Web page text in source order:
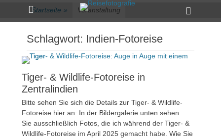
zum
Inhalt
Primärmenü
Toggle
Startseite » Veranstaltung
Schlagwort: Indien-Fotoreise
Tiger- & Wildlife-Fotoreise in
Zentralindien
Bitte sehen Sie sich die Details zur Tiger- & Wildlife-
Fotoreise hier an: In der Bildergalerie unten sehen
Sie ausschließlich Fotos, die ich während der Tiger- &
Wildlife-Fotoreise im April 2025 gemacht habe. Wie Sie